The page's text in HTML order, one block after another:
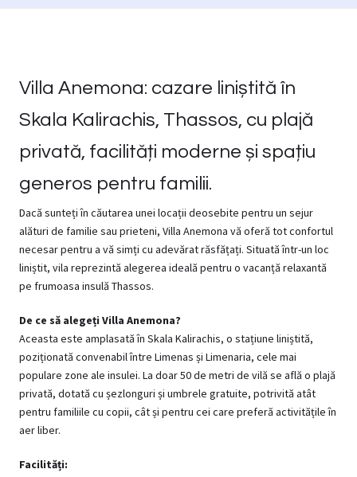
Villa Anemona: cazare liniștită în
Skala Kalirachis, Thassos, cu plajă
privată, facilități moderne și spațiu
generos pentru familii.
Dacă sunteți în căutarea unei locații deosebite pentru un sejur
alături de familie sau prieteni, Villa Anemona vă oferă tot confortul
necesar pentru a vă simți cu adevărat răsfățați. Situată într-un loc
liniștit, vila reprezintă alegerea ideală pentru o vacanță relaxantă
pe frumoasa insulă Thassos.
De ce să alegeți Villa Anemona?
Aceasta este amplasată în Skala Kalirachis, o stațiune liniștită,
poziționată convenabil între Limenas și Limenaria, cele mai
populare zone ale insulei. La doar 50 de metri de vilă se află o plajă
privată, dotată cu șezlonguri și umbrele gratuite, potrivită atât
pentru familiile cu copii, cât și pentru cei care preferă activitățile în
aer liber.
Facilități: